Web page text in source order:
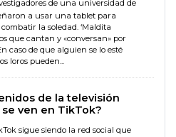
de una universidad de
a usar una tablet para
la soledad. ‘Maldita
que cantan y «conversan» por
caso de que alguien se lo esté
loros pueden...
de la televisión
ven en TikTok?
sigue siendo la red social que